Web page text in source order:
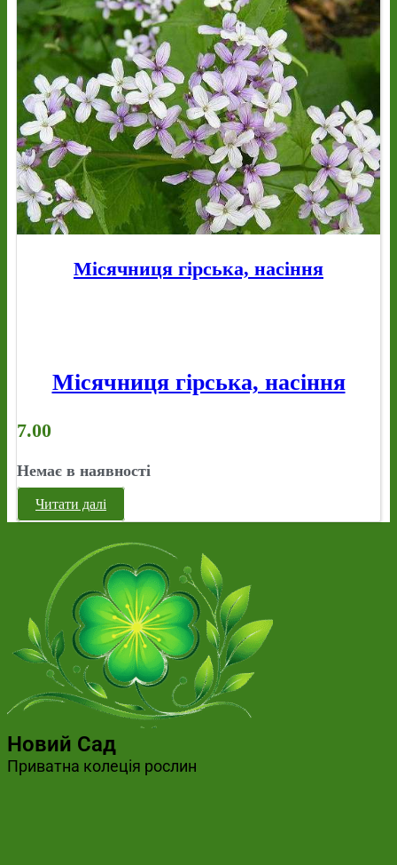
Місячниця гірська, насіння
Місячниця гірська, насіння
7.00
Немає в наявності
Читати далі
Новий Сад
Приватна колеція рослин